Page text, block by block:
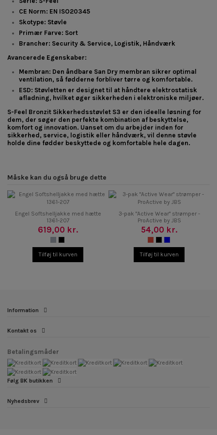
CE Norm: EN ISO20345
Skotype: Støvle
Primær Farve: Sort
Brancher: Security & Service, Logistik, Håndværk
Avancerede Egenskaber:
Membran: Den åndbare San Dry membran sikrer optimal
ventilation, så fødderne forbliver tørre og komfortable.
ESD: Støvletten er designet til at håndtere elektrostatisk
afladning, hvilket øger sikkerheden i elektroniske miljøer.
S-Feel Bronzit Sikkerhedsstøvlet S3 er den ideelle løsning for
dem, der søger den perfekte kombination af beskyttelse,
komfort og innovation. Uanset om du arbejder inden for
sikkerhed, service, logistik eller håndværk, vil denne støvle
holde dine fødder beskyttede og komfortable hele dagen.
Måske kan du også bruge dette
Engel Softshelljakke med hætte
1361-207
619,00 kr.
Tilføj til kurven
3-pak "Active Wear" strømper -
ProActive by JBS
54,00 kr.
Tilføj til kurven
Information
Kontakt os
Betalingsmåder
Følg BK butikken
Nyhedsbrev